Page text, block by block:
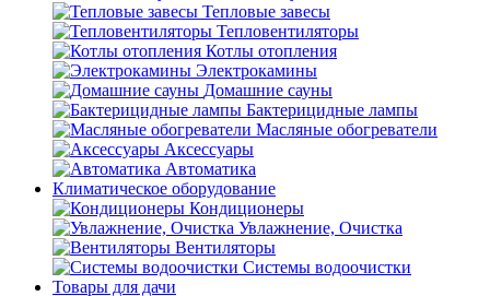
Тепловые завесы
Тепловентиляторы
Котлы отопления
Электрокамины
Домашние сауны
Бактерицидные лампы
Масляные обогреватели
Аксессуары
Автоматика
Климатическое оборудование
Кондиционеры
Увлажнение, Очистка
Вентиляторы
Системы водоочистки
Товары для дачи